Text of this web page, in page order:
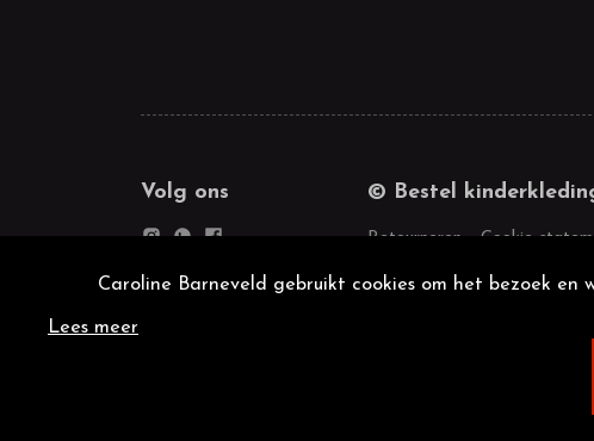
Volg ons © Bestel
Retourneren Cookie
Caroline Barneveld gebruikt cookies om het bezoek en
Lees meer